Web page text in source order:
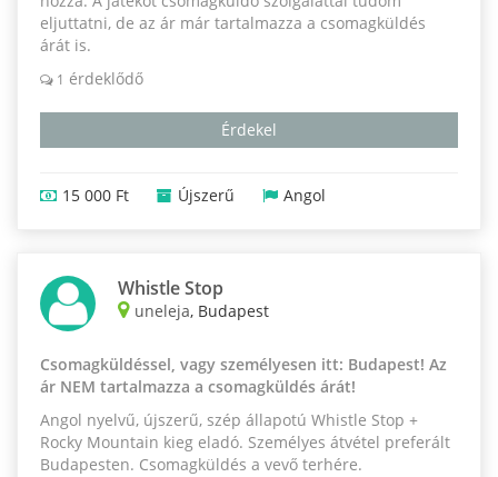
eljuttatni, de az ár már tartalmazza a csomagküldés
árát is.
1 érdeklődő
Érdekel
15 000 Ft Újszerű Angol
Whistle Stop
uneleja, Budapest
Csomagküldéssel, vagy személyesen itt: Budapest! Az
ár NEM tartalmazza a csomagküldés árát!
Angol nyelvű, újszerű, szép állapotú Whistle Stop +
Rocky Mountain kieg eladó. Személyes átvétel preferált
Budapesten. Csomagküldés a vevő terhére.